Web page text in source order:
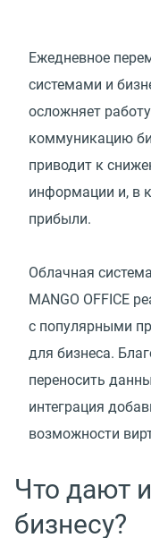
Ежедневное
системами и
осложняет
коммуникацию
приводит к
информации и, в
прибыли.
Облачная
MANGO OFFICE
с популярными
для бизнеса.
переносить
интеграция
возможности
Что дают
бизнесу?